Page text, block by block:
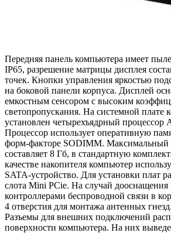
Передняя панель компьютера имеет
IP65, разрешение матрицы дисплея
точек. Кнопки управления яркостью
на боковой панели корпуса. Дисплей
емкостным сенсором с высоким
светопропускания. На системной плате
установлен четырехъядрный процессор
Процессор использует оперативную
форм-факторе SODIMM. Максимальный
составляет 8 Гб, в стандартную
качестве накопителя компьютер
SATA-устройство. Для установки плат
слота Mini PCie. На случай дооснащения
контроллерами беспроводной связи в
4 отверстия для монтажа антенных гнезд.
Разъемы для внешних подключений
поверхности компьютера. На них